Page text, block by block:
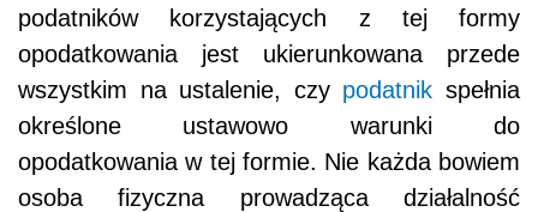
podatników korzystających z tej formy
opodatkowania jest ukierunkowana przede
wszystkim na ustalenie, czy podatnik spełnia
określone ustawowo warunki do
opodatkowania w tej formie. Nie każda bowiem
osoba fizyczna prowadząca działalność